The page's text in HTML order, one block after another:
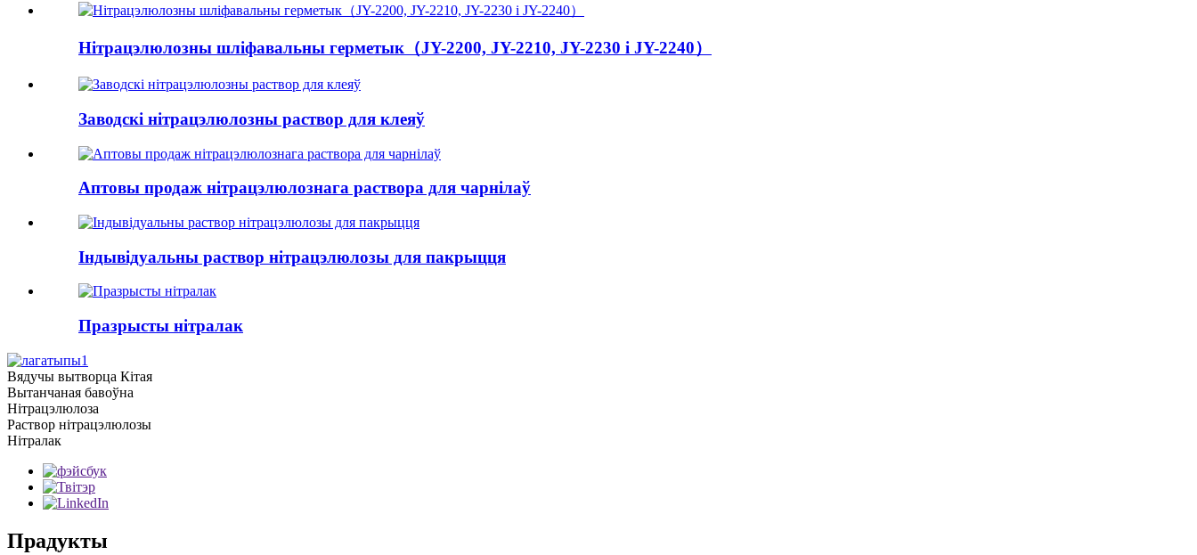
Нітрацэлюлозны шліфавальны герметык（JY-2200, JY-2210, JY-2230 і JY-2240）
Заводскі нітрацэлюлозны раствор для клеяў
Аптовы продаж нітрацэлюлознага раствора для чарнілаў
Індывідуальны раствор нітрацэлюлозы для пакрыцця
Празрысты нітралак
Вядучы вытворца Кітая
Вытанчаная бавоўна
Нітрацэлюлоза
Раствор нітрацэлюлозы
Нітралак
Прадукты